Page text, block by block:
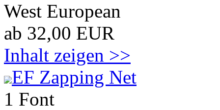
West European
ab 32,00 EUR
Inhalt zeigen >>
EF Zapping Net
1 Font